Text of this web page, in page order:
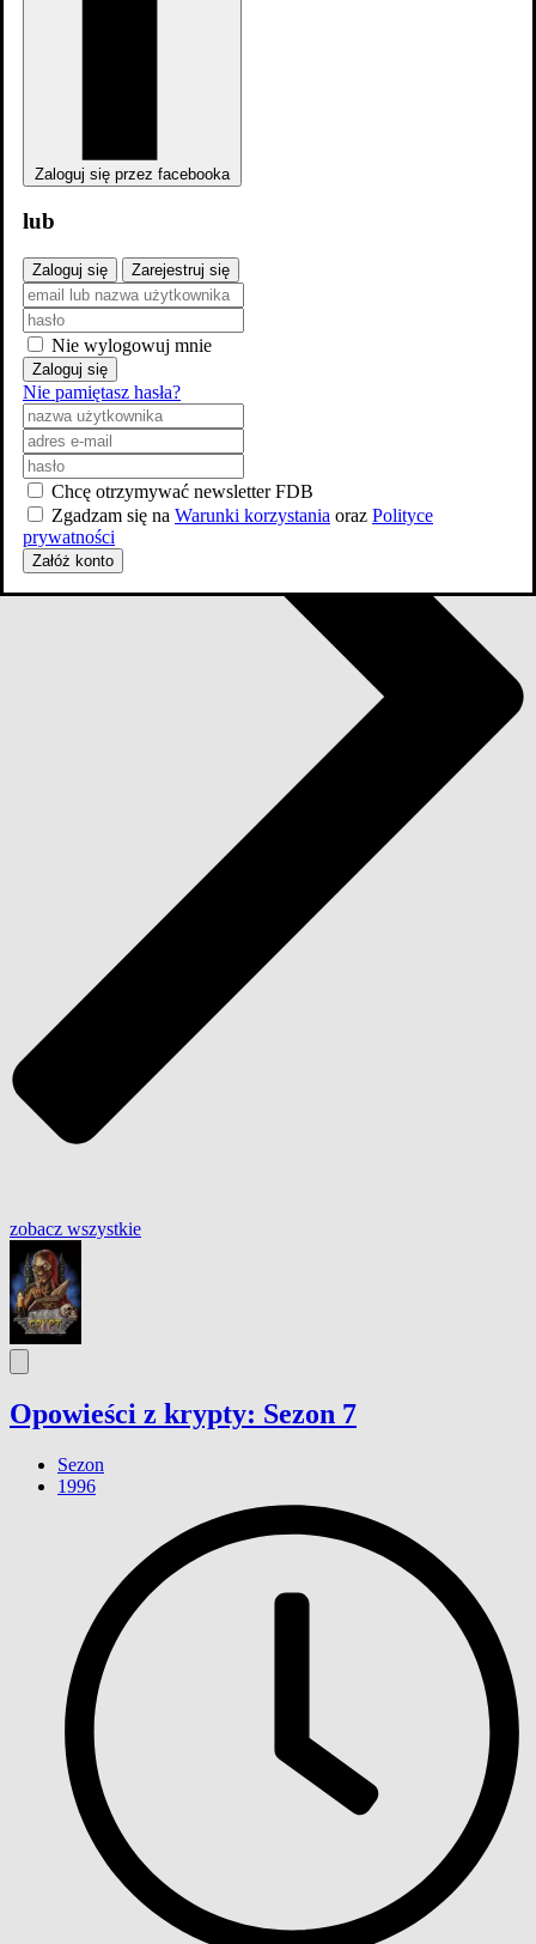
dodajsezon
zobacz wszystkie
Opowieści z krypty: Sezon 7
Sezon
1996
Zaloguj się przez facebooka
lub
Zaloguj się Zarejestruj się
Nie wylogowuj mnie
Zaloguj się
Nie pamiętasz hasła?
Chcę otrzymywać newsletter FDB
Zgadzam się na Warunki korzystania oraz Polityce
prywatności
Załóż konto